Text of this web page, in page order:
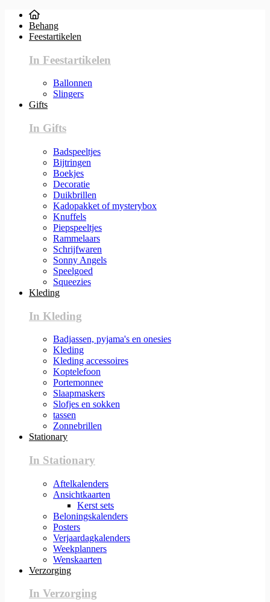
Behang
Feestartikelen
In Feestartikelen
Ballonnen
Slingers
Gifts
In Gifts
Badspeeltjes
Bijtringen
Boekjes
Decoratie
Duikbrillen
Kadopakket of mysterybox
Knuffels
Piepspeeltjes
Rammelaars
Schrijfwaren
Sonny Angels
Speelgoed
Squeezies
Kleding
In Kleding
Badjassen, pyjama's en onesies
Kleding
Kleding accessoires
Koptelefoon
Portemonnee
Slaapmaskers
Slofjes en sokken
tassen
Zonnebrillen
Stationary
In Stationary
Aftelkalenders
Ansichtkaarten
Kerst sets
Beloningskalenders
Posters
Verjaardagkalenders
Weekplanners
Wenskaarten
Verzorging
In Verzorging